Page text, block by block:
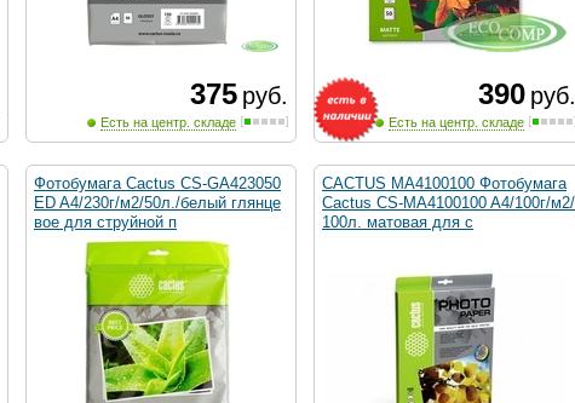
375 руб.
Есть на центр. складе
390 руб.
Есть на центр. складе
Фотобумага Cactus CS-GA423050
ED A4/230г/м2/50л./белый глянце
вое для струйной п
CACTUS MA4100100 Фотобумага
Cactus CS-MA4100100 A4/100г/м2/
100л. матовая для с